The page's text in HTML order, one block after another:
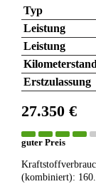
Typ
Leistung
Leistung
Kilometerstand
Erstzulassung
27.350 €
guter Preis
(kombiniert):